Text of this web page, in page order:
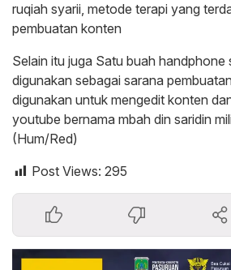
ruqiah syarii, metode terapi yang
pembuatan konten
Selain itu juga Satu buah handphone
digunakan sebagai sarana
digunakan untuk mengedit konten
youtube bernama mbah din saridin
(Hum/Red)
Post Views: 295